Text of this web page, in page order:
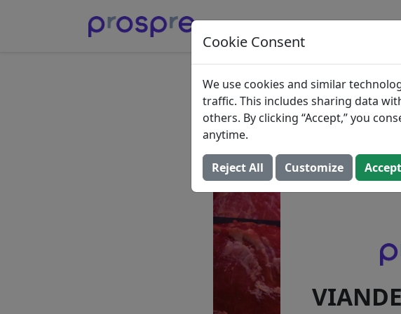
BLOG
Viandes
27 mai 2024 (Mis à jour: 2 août
Cookie Consent
We use cookies and similar
traffic. This includes sharing data
others. By clicking “Accept,” you
anytime.
Reject All Customize